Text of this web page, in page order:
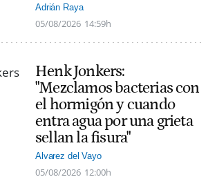
Adrián Raya
05/08/2026 14:59h
Henk Jonkers:
"Mezclamos bacterias con
el hormigón y cuando
entra agua por una grieta
sellan la fisura"
Alvarez del Vayo
05/08/2026 12:00h